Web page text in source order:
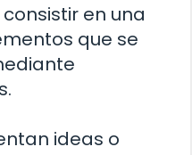
en una
que se
ideas o